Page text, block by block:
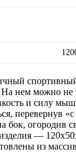
нем можно не
и силу
перевернув
бок, огородив
—
из